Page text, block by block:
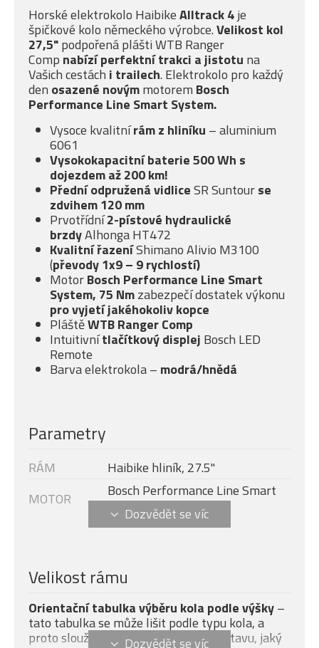
Horské elektrokolo HaibikeAlltrack 4je
špičkové kolo německého výrobce.Velikost kol
27,5"podpořená plášti WTB Ranger
Comp nabízíperfektní trakci a jistotu na
Vašich cestách i trailech. Elektrokolo pro každý
den osazené novýmmotorem Bosch
Performance Line Smart System.
Vysoce kvalitnírám z hliníku – aluminium
6061
Vysokokapacitní baterie 500 Wh s
dojezdem až 200 km!
Přední odpružená vidliceSR Suntourse
zdvihem 120 mm
Prvotřídní2-pístové hydraulické
brzdyAlhonga HT472
Kvalitní řazeníShimano Alivio M3100
(převody 1x9 – 9 rychlostí)
MotorBosch Performance Line Smart
System, 75 Nmzabezpečí dostatek výkonu
provyjetí jakéhokoliv kopce
PláštěWTB Ranger Comp
Intuitivnítlačítkový displej Bosch LED
Remote
Barva elektrokola – modrá/hnědá
Parametry
RÁM
Haibike hliník, 27.5"
MOTOR
Bosch Performance Line Smart
System 250 W, 75 Nm
Bosch LED Remote
BATERIE
Bosch PowerTube, 500 Wh
NABÍJEČKA
Bosch Standard Charger 4A
SR Suntour XCM32 Boost DS,
ocelová pružina/olej, zdvih:
Velikost rámu
Orientační tabulka výběru kola podle výšky–
tato tabulka se může lišit podle typu kola, a
proto slouží pouze pro základní představu, jaký